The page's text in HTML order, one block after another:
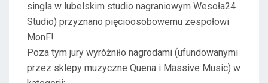
singla w lubelskim studio nagraniowym Wesoła24
Studio) przyznano pięcioosobowemu zespołowi
MonF!
Poza tym jury wyróżniło nagrodami (ufundowanymi
przez sklepy muzyczne Quena i Massive Music) w